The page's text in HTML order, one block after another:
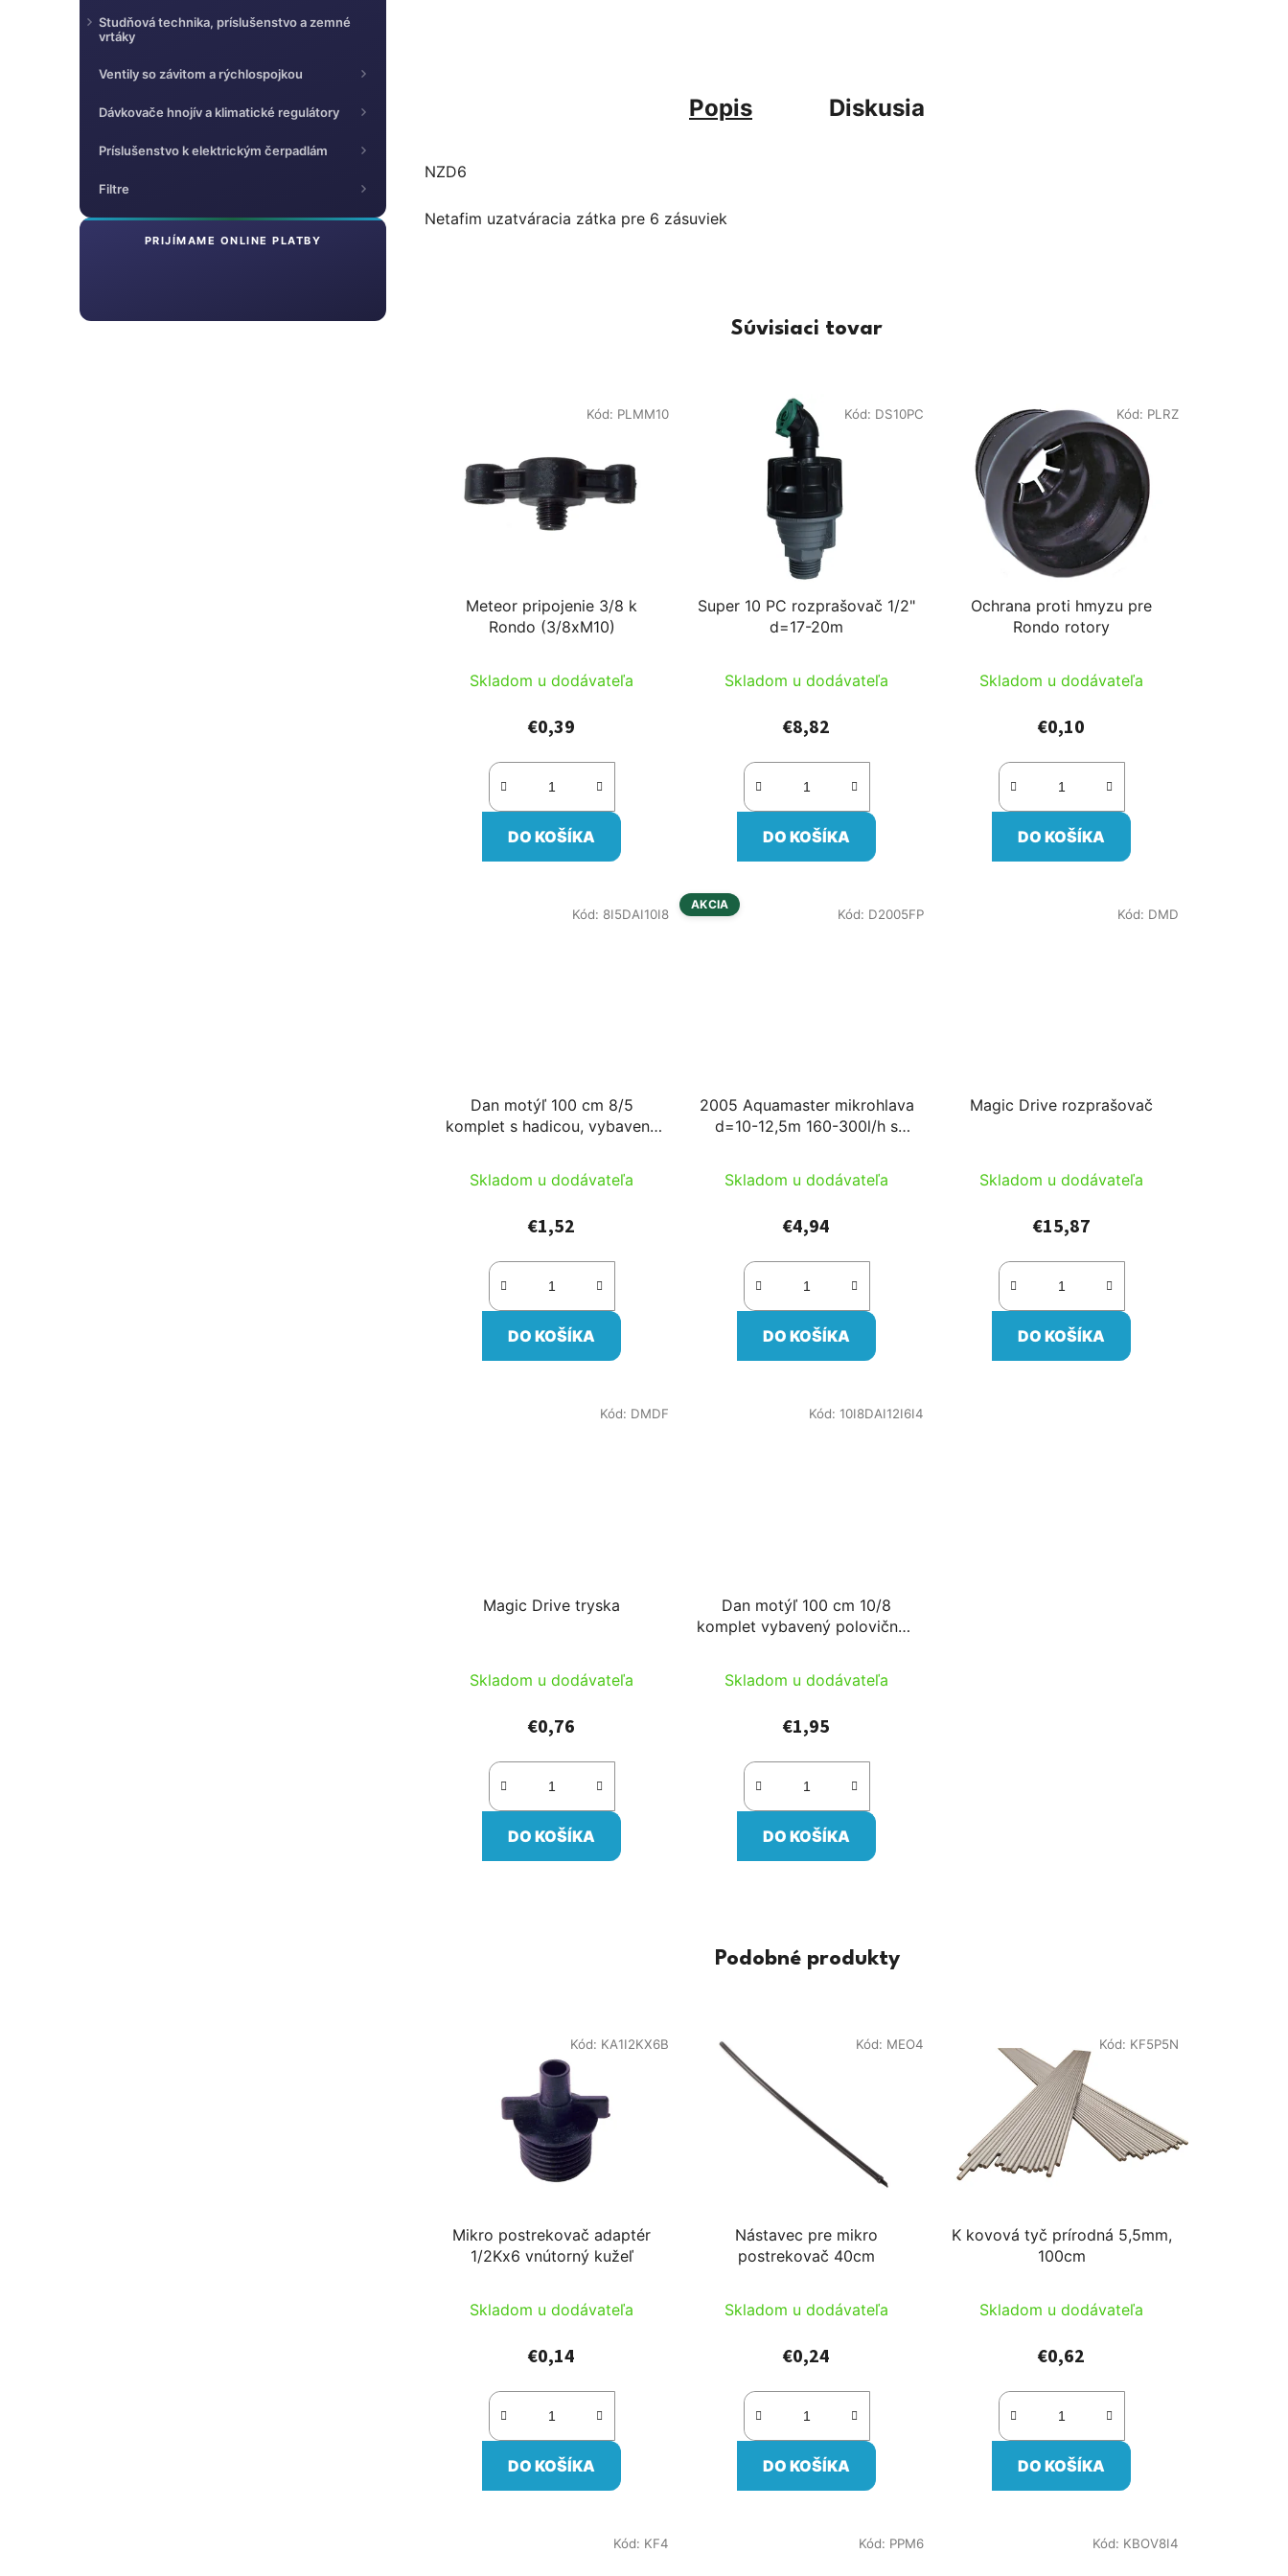
Studňová technika, príslušenstvo a zemné
vrtáky
Ventily so závitom a rýchlospojkou
Dávkovače hnojív a klimatické regulátory
Príslušenstvo k elektrickým čerpadlám
Filtre
PRIJÍMAME ONLINE PLATBY
Popis Diskusia
NZD6
Netafim uzatváracia zátka pre 6 zásuviek
Súvisiaci tovar
Meteor pripojenie 3/8 k
Rondo (3/8xM10)
Skladom u dodávateľa
€0,39
DO KOŠÍKA
Kód: PLMM10
Super 10 PC rozprašovač 1/2"
d=17-20m
Skladom u dodávateľa
€8,82
DO KOŠÍKA
Kód: DS10PC
Ochrana proti hmyzu pre
Rondo rotory
Skladom u dodávateľa
€0,10
DO KOŠÍKA
Kód: PLRZ
Dan motýľ 100 cm 8/5
komplet s hadicou, vybavený
Skladom u dodávateľa
€1,52
DO KOŠÍKA
Kód: 8I5DAI10I8
AKCIA
2005 Aquamaster mikrohlava
d=10-12,5m 160-300l/h s
Skladom u dodávateľa
€4,94
DO KOŠÍKA
Kód: D2005FP
Magic Drive rozprašovač
Skladom u dodávateľa
€15,87
DO KOŠÍKA
Kód: DMD
Magic Drive tryska
Skladom u dodávateľa
€0,76
DO KOŠÍKA
Kód: DMDF
Dan motýľ 100 cm 10/8
komplet vybavený polovičnou
Skladom u dodávateľa
€1,95
DO KOŠÍKA
Kód: 10I8DAI12I6I4
Podobné produkty
Mikro postrekovač adaptér
1/2Kx6 vnútorný kužeľ
Skladom u dodávateľa
€0,14
DO KOŠÍKA
Kód: KA1I2KX6B
Nástavec pre mikro
postrekovač 40cm
Skladom u dodávateľa
€0,24
DO KOŠÍKA
Kód: MEO4
K kovová tyč prírodná 5,5mm,
100cm
Skladom u dodávateľa
€0,62
DO KOŠÍKA
Kód: KF5P5N
Kód: KF4 Kód: PPM6 Kód: KBOV8I4